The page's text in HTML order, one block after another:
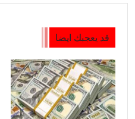
قد يعجبك ايضا